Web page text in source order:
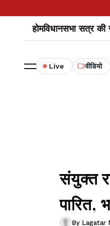
होमविधानसभा सत्र की
Live वीडियो
संयुक्त
पारित,
By Lagatar